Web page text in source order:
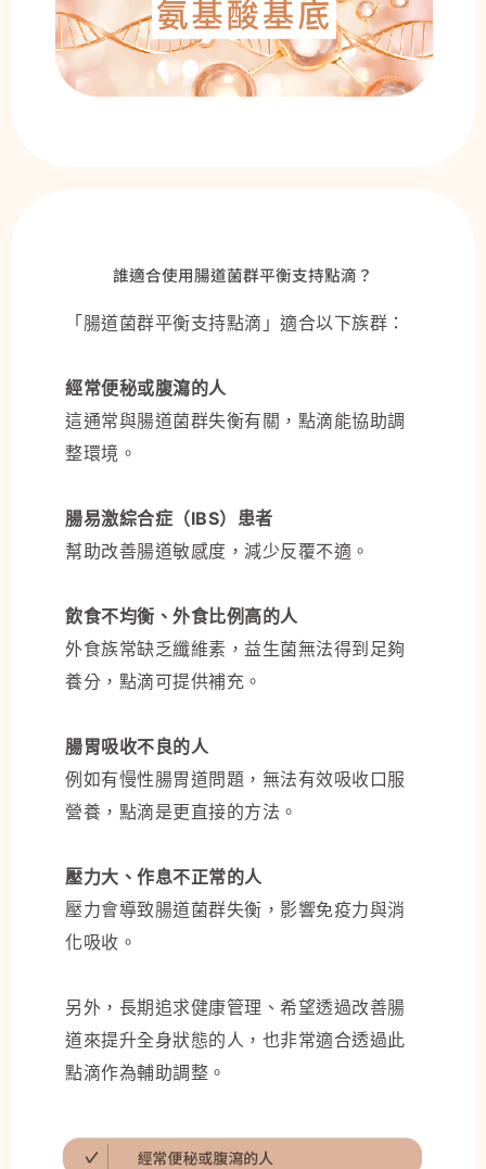
誰適合使用腸道菌群平衡支持點滴？
「腸道菌群平衡支持點滴」適合以下族群：
經常便秘或腹瀉的人
這通常與腸道菌群失衡有關，點滴能協助調
整環境。
腸易激綜合症（IBS）患者
幫助改善腸道敏感度，減少反覆不適。
飲食不均衡、外食比例高的人
外食族常缺乏纖維素，益生菌無法得到足夠
養分，點滴可提供補充。
腸胃吸收不良的人
例如有慢性腸胃道問題，無法有效吸收口服
營養，點滴是更直接的方法。
壓力大、作息不正常的人
壓力會導致腸道菌群失衡，影響免疫力與消
化吸收。
另外，長期追求健康管理、希望透過改善腸
道來提升全身狀態的人，也非常適合透過此
點滴作為輔助調整。